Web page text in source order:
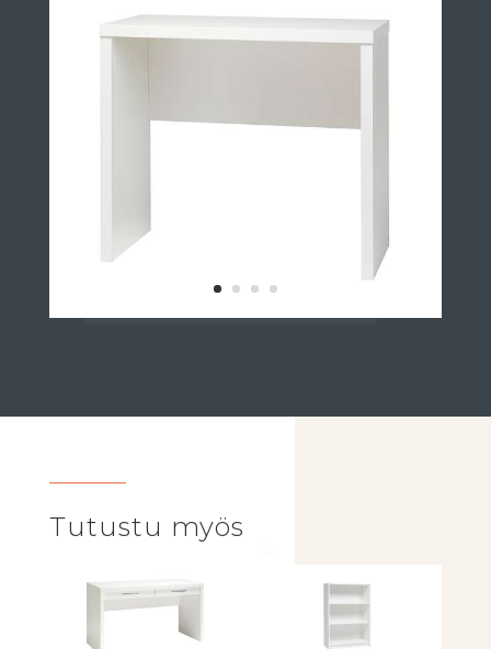
Tutustu myös